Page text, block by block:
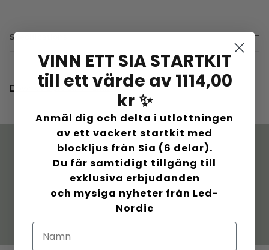
Specifications:
Download produktmanual
Dänisches Design. Mit
Sorgfalt geschaffen
Schnelle Lieferung. 60
Tage Rückgaberecht
Überraschungen
VINN ETT SIA STARTKIT
till ett värde av 1114,00
kr ✨
Anmäl dig och delta i utlottningen
av ett vackert startkit med
blockljus från Sia (6 delar).
Du får samtidigt tillgång till
exklusiva erbjudanden
och mysiga nyheter från Led-
Nordic